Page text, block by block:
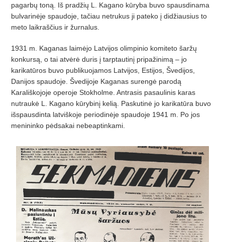
pagarbų toną. Iš pradžių L. Kagano kūryba buvo spausdinama
bulvarinėje spaudoje, tačiau netrukus ji pateko į didžiausius to
meto laikraščius ir žurnalus.
1931 m. Kaganas laimėjo Latvijos olimpinio komiteto šaržų
konkursą, o tai atvėrė duris į tarptautinį pripažinimą – jo
karikatūros buvo publikuojamos Latvijos, Estijos, Švedijos,
Danijos spaudoje. Švedijoje Kaganas surengė parodą
Karališkojoje operoje Stokholme. Antrasis pasaulinis karas
nutraukė L. Kagano kūrybinį kelią. Paskutinė jo karikatūra buvo
išspausdinta latviškoje periodinėje spaudoje 1941 m. Po jos
menininko pėdsakai nebeaptinkami.